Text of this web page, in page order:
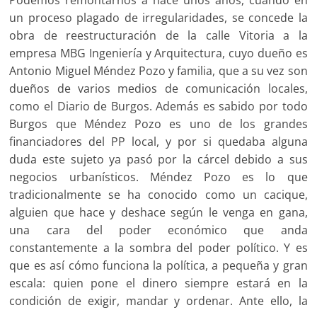
un proceso plagado de irregularidades, se concede la
obra de reestructuración de la calle Vitoria a la
empresa MBG Ingeniería y Arquitectura, cuyo dueño es
Antonio Miguel Méndez Pozo y familia, que a su vez son
dueños de varios medios de comunicación locales,
como el Diario de Burgos. Además es sabido por todo
Burgos que Méndez Pozo es uno de los grandes
financiadores del PP local, y por si quedaba alguna
duda este sujeto ya pasó por la cárcel debido a sus
negocios urbanísticos. Méndez Pozo es lo que
tradicionalmente se ha conocido como un cacique,
alguien que hace y deshace según le venga en gana,
una cara del poder económico que anda
constantemente a la sombra del poder político. Y es
que es así cómo funciona la política, a pequeña y gran
escala: quien pone el dinero siempre estará en la
condición de exigir, mandar y ordenar. Ante ello, la